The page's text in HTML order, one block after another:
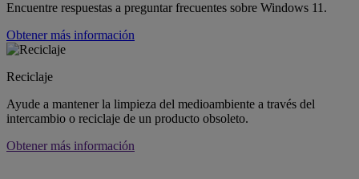
Encuentre respuestas a preguntar frecuentes sobre Windows 11.
Obtener más información
Reciclaje
Ayude a mantener la limpieza del medioambiente a través del
intercambio o reciclaje de un producto obsoleto.
Obtener más información